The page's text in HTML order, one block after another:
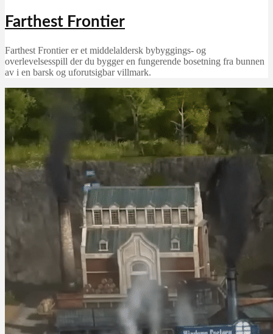
Farthest Frontier
Farthest Frontier er et middelaldersk bybyggings- og
overlevelsesspill der du bygger en fungerende bosetning fra bunnen
av i en barsk og uforutsigbar villmark.